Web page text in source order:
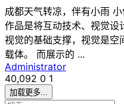
成都天气转凉，伴有小雨
作品是将互动技术、视觉设
视觉的基础支撑，视觉是空
载体。 而展示的 ...
Administrator
40,092 0 1
加载更多...